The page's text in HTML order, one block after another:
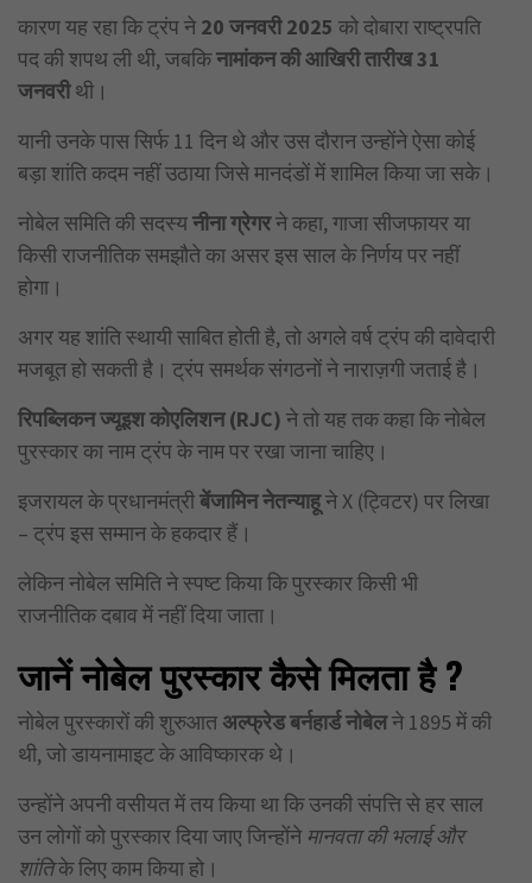
कारण यह रहा कि ट्रंप ने 20 जनवरी 2025 को दोबारा राष्ट्रपति
पद की शपथ ली थी, जबकिनामांकन की आखिरी तारीख 31
जनवरीथी।
यानी उनके पास सिर्फ 11 दिन थे और उस दौरान उन्होंने ऐसा कोई
बड़ा शांति कदम नहीं उठाया जिसे मानदंडों में शामिल किया जा सके।
नोबेल समिति की सदस्यनीना ग्रेगरने कहा, गाजा सीजफायर या
किसी राजनीतिक समझौते का असर इस साल के निर्णय पर नहीं
होगा।
अगर यह शांति स्थायी साबित होती है, तो अगले वर्ष ट्रंप की दावेदारी
मजबूत हो सकती है। ट्रंप समर्थक संगठनों ने नाराज़गी जताई है।
रिपब्लिकन ज्यूइश कोएलिशन (RJC) ने तो यह तक कहा कि नोबेल
पुरस्कार का नाम ट्रंप के नाम पर रखा जाना चाहिए।
इजरायल के प्रधानमंत्रीबेंजामिन नेतन्याहूने X (ट्विटर) पर लिखा
– ट्रंप इस सम्मान के हकदार हैं।
लेकिन नोबेल समिति ने स्पष्ट किया कि पुरस्कार किसी भी
राजनीतिक दबाव में नहीं दिया जाता।
जानें नोबेल पुरस्कार कैसे मिलता है?
नोबेल पुरस्कारों की शुरुआत अल्फ्रेड बर्नहार्ड नोबेलने 1895 में की
थी, जो डायनामाइट के आविष्कारक थे।
उन्होंने अपनी वसीयत में तय किया था कि उनकी संपत्ति से हर साल
उन लोगों को पुरस्कार दिया जाए जिन्होंने मानवता की भलाई और
शांतिके लिए काम किया हो।